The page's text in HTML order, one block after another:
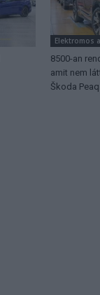
Elektromos
8500-an
amit nem
Škoda